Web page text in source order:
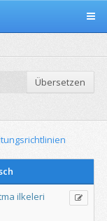
Übersetzen
ilkeleri